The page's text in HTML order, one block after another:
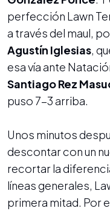
perfección Lawn
a través del maul,
Agustín Iglesias,
esa vía ante
Santiago Rez
puso 7-3 arriba.
Unos minutos
descontar con un
recortar la
líneas generales,
primera mitad. Por